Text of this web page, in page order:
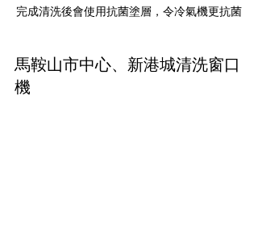
完成清洗後會使用抗菌塗層，令冷氣機更抗菌
馬鞍山市中心、新港城清洗窗口
機